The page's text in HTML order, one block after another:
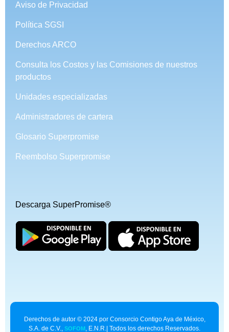
Aviso de Privacidad
Política SGSI
Derechos ARCO
Consulta los Costos y las Comisiones de nuestros
productos
Unidades especializadas
Administradores de cartera
Glosario Superpromise
Reembolso Superpromise
Descarga SuperPromise®
Derechos de autor © 2024 por Consorcio Contigo Aya de México,
S.A. de C.V., SOFOM, E.N.R.| Todos los derechos Reservados.